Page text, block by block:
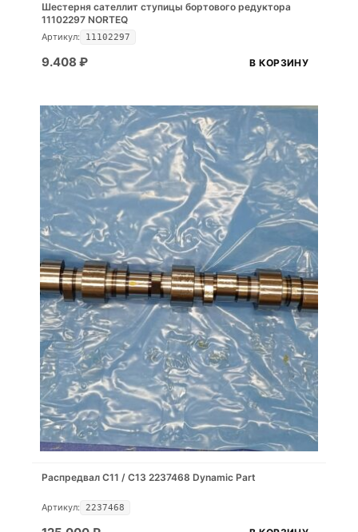
Шестерня сателлит ступицы бортового редуктора
11102297 NORTEQ
Артикул: 11102297
9.408 ₽ В КОРЗИНУ
Распредвал С11 / С13 2237468 Dynamic Part
Артикул: 2237468